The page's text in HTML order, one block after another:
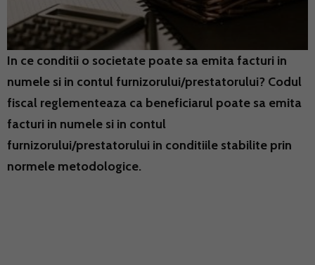
In ce conditii o societate poate sa emita facturi in
numele si in contul furnizorului/prestatorului? Codul
fiscal reglementeaza ca beneficiarul poate sa emita
facturi in numele si in contul
furnizorului/prestatorului in conditiile stabilite prin
normele metodologice.